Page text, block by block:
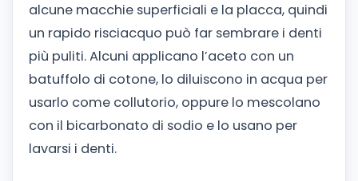
alcune macchie superficiali e la placca, quindi
un rapido risciacquo può far sembrare i denti
più puliti. Alcuni applicano l’aceto con un
batuffolo di cotone, lo diluiscono in acqua per
usarlo come collutorio, oppure lo mescolano
con il bicarbonato di sodio e lo usano per
lavarsi i denti.